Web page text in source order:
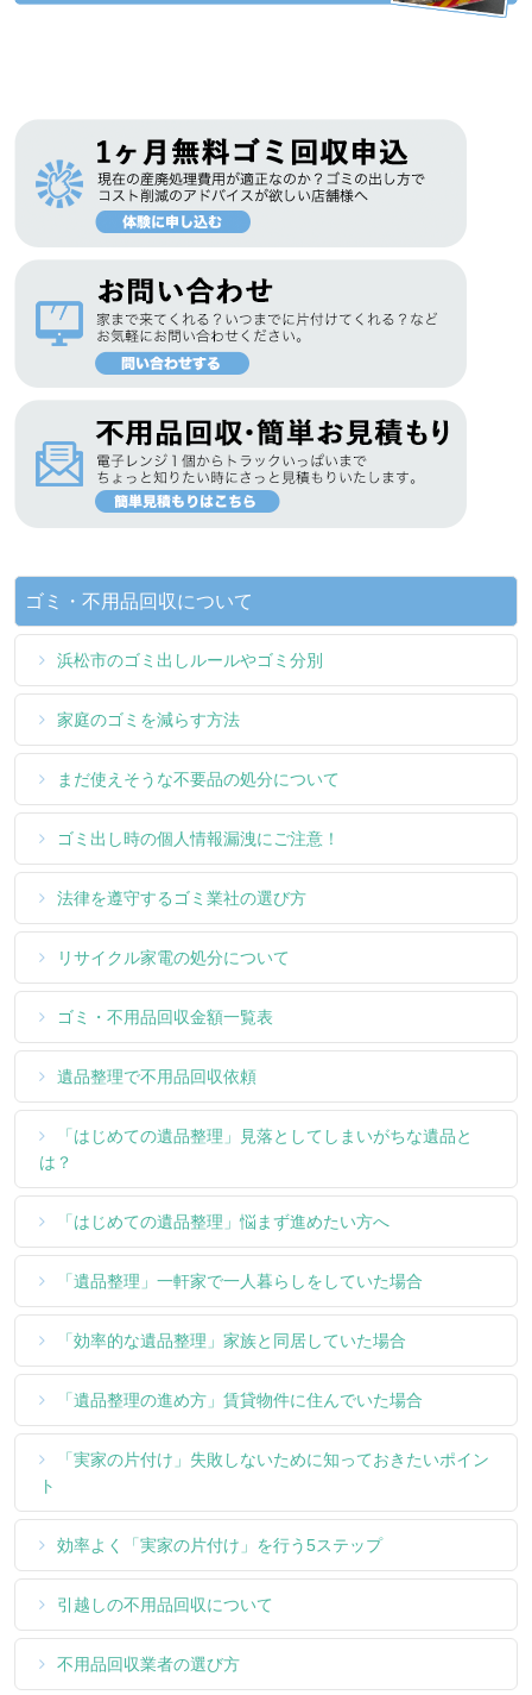
ゴミ・不用品回収について
浜松市のゴミ出しルールやゴミ分別
家庭のゴミを減らす方法
まだ使えそうな不要品の処分について
ゴミ出し時の個人情報漏洩にご注意！
法律を遵守するゴミ業社の選び方
リサイクル家電の処分について
ゴミ・不用品回収金額一覧表
遺品整理で不用品回収依頼
「はじめての遺品整理」見落としてしまいがちな遺品と
は？
「はじめての遺品整理」悩まず進めたい方へ
「遺品整理」一軒家で一人暮らしをしていた場合
「効率的な遺品整理」家族と同居していた場合
「遺品整理の進め方」賃貸物件に住んでいた場合
「実家の片付け」失敗しないために知っておきたいポイン
ト
効率よく「実家の片付け」を行う5ステップ
引越しの不用品回収について
不用品回収業者の選び方